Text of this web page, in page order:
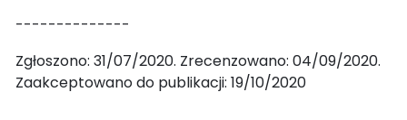
--------------
Zgłoszono: 31/07/2020. Zrecenzowano: 04/09/2020.
Zaakceptowano do publikacji: 19/10/2020